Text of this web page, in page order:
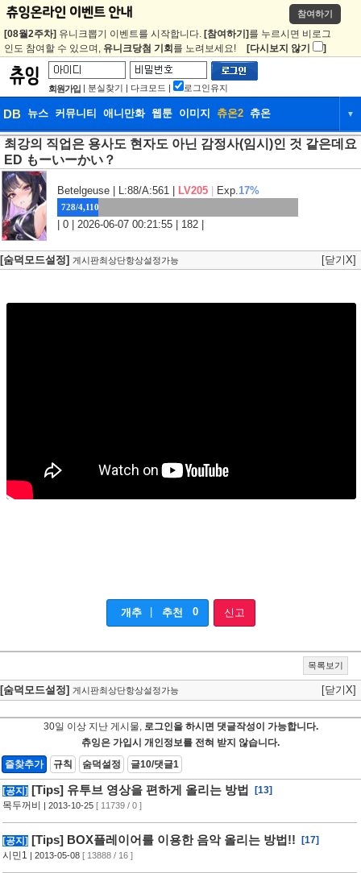
참여하기
[08월2주차] 유니크뽑기 이벤트를 시작합니다. [참여하기] 를 누르시면 비로그
인도 참여할 수 있으며, 유니크당첨 기회 를 노려보세요! [다시보지 않기 ]
회원가입 | 분실찾기 | 다크모드 | 로그인유지
DB 뉴스 커뮤니티 애니만화 웹툰 이미지 츄온2 츄온 ▼
DB 뉴스 커뮤니티 애니만화
웹툰
최강의 직업은 용사도 현자도 아닌 감정사(임시)인 것 같은데요
ED もーいーかい？
Betelgeuse | L:88/A:561 | LV205 Exp.17%
728/4,110
| 0 | 2026-06-07 00:21:55 | 182 |
[숨덕모드설정] 게시판최상단항상설정가능 [닫기X]
개추 추천 0 신고
목록보기
[숨덕모드설정] 게시판최상단항상설정가능 [닫기X]
30일 이상 지난 게시물, 로그인을 하시면 댓글작성이 가능합니다.
츄잉은 가입시 개인정보를 전혀 받지 않습니다.
즐찾추가
규칙 숨덕설정 글10/댓글1
[공지] [Tips] 유투브 영상을 편하게 올리는 방법
[13]
목두꺼비
| 2013-10-25 [ 11739 / 0 ]
[공지] [Tips] BOX플레이어를 이용한 음악 올리는 방법!!
[17]
시민1 | 2013-05-08 [ 13888 / 16 ]